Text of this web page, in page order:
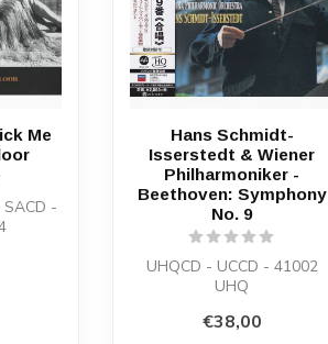
Me
SACD -
Hans Schmidt-
Isserstedt & Wiener
Philharmoniker -
Beethoven: Symphony
No. 9
UHQCD - UCCD - 41002
UHQ
€38,00